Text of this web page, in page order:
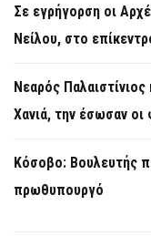
Σε εγρήγορση οι
Νείλου, στο
Νεαρός
Χανιά, την έσωσαν
Κόσοβο: Βουλευτής
πρωθυπουργό